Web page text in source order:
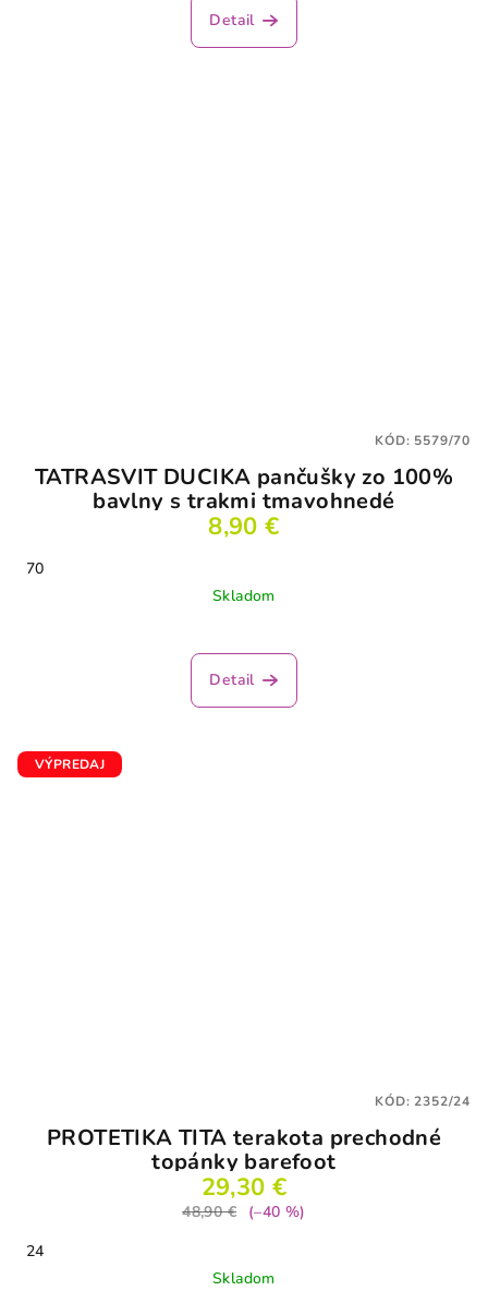
Detail
TATRASVIT DUCIKA pančušky zo 100%
bavlny s trakmi tmavohnedé
8,90 €
70
Skladom
Detail
KÓD: 5579/70
VÝPREDAJ
PROTETIKA TITA terakota prechodné
topánky barefoot
29,30 €
48,90 €
(–40 %)
24
Skladom
KÓD:2352/24